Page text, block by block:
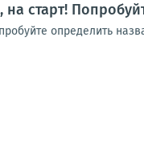
старт!
определить